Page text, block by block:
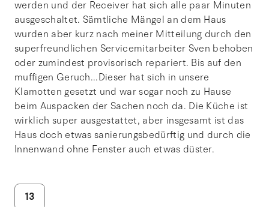
werden und der Receiver hat sich alle paar Minuten
ausgeschaltet. Sämtliche Mängel an dem Haus
wurden aber kurz nach meiner Mitteilung durch den
superfreundlichen Servicemitarbeiter Sven behoben
oder zumindest provisorisch repariert. Bis auf den
muffigen Geruch...Dieser hat sich in unsere
Klamotten gesetzt und war sogar noch zu Hause
beim Auspacken der Sachen noch da. Die Küche ist
wirklich super ausgestattet, aber insgesamt ist das
Haus doch etwas sanierungsbedürftig und durch die
Innenwand ohne Fenster auch etwas düster.
13